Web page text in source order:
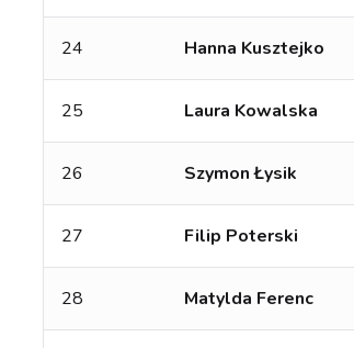
24 Hanna Kusztejko
25 Laura Kowalska
26 Szymon Łysik
27 Filip Poterski
28 Matylda Ferenc